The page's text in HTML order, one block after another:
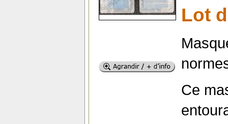
Lot
Ce